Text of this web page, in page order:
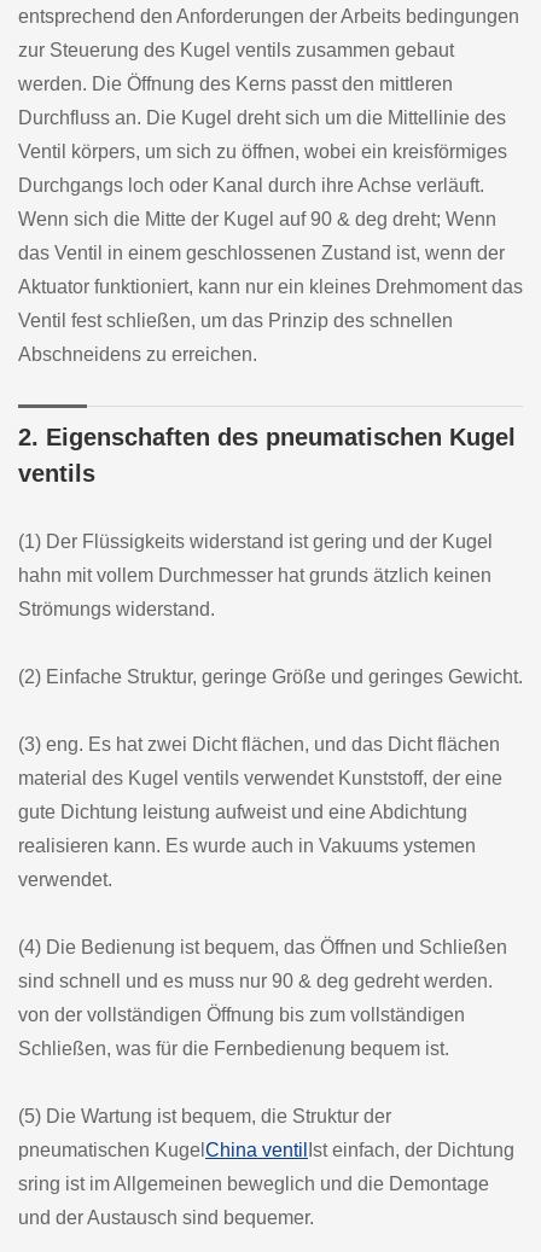
entsprechend den Anforderungen der Arbeits bedingungen
zur Steuerung des Kugel ventils zusammen gebaut
werden. Die Öffnung des Kerns passt den mittleren
Durchfluss an. Die Kugel dreht sich um die Mittellinie des
Ventil körpers, um sich zu öffnen, wobei ein kreisförmiges
Durchgangs loch oder Kanal durch ihre Achse verläuft.
Wenn sich die Mitte der Kugel auf 90 & deg dreht; Wenn
das Ventil in einem geschlossenen Zustand ist, wenn der
Aktuator funktioniert, kann nur ein kleines Drehmoment das
Ventil fest schließen, um das Prinzip des schnellen
Abschneidens zu erreichen.
2. Eigenschaften des pneumatischen Kugel
ventils
(1) Der Flüssigkeits widerstand ist gering und der Kugel
hahn mit vollem Durchmesser hat grunds ätzlich keinen
Strömungs widerstand.
(2) Einfache Struktur, geringe Größe und geringes Gewicht.
(3) eng. Es hat zwei Dicht flächen, und das Dicht flächen
material des Kugel ventils verwendet Kunststoff, der eine
gute Dichtung leistung aufweist und eine Abdichtung
realisieren kann. Es wurde auch in Vakuums ystemen
verwendet.
(4) Die Bedienung ist bequem, das Öffnen und Schließen
sind schnell und es muss nur 90 & deg gedreht werden.
von der vollständigen Öffnung bis zum vollständigen
Schließen, was für die Fernbedienung bequem ist.
(5) Die Wartung ist bequem, die Struktur der
pneumatischen Kugel China ventil Ist einfach, der Dichtung
sring ist im Allgemeinen beweglich und die Demontage
und der Austausch sind bequemer.